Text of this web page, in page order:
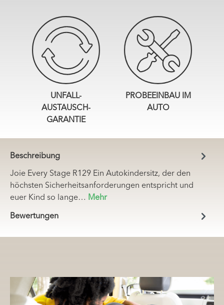
UNFALL-
AUSTAUSCH-
GARANTIE
PROBEEINBAU IM
AUTO
Beschreibung
Joie Every Stage R129 Ein Autokindersitz, der den
höchsten Sicherheitsanforderungen entspricht und
euer Kind so lange… Mehr
Bewertungen